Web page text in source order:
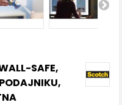
SAFE,